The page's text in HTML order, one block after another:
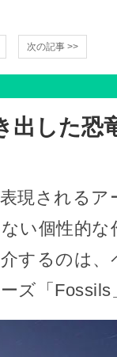
次の記事 >>
出した恐
現されるア
い個性的な
するのは
ズ「Fossils